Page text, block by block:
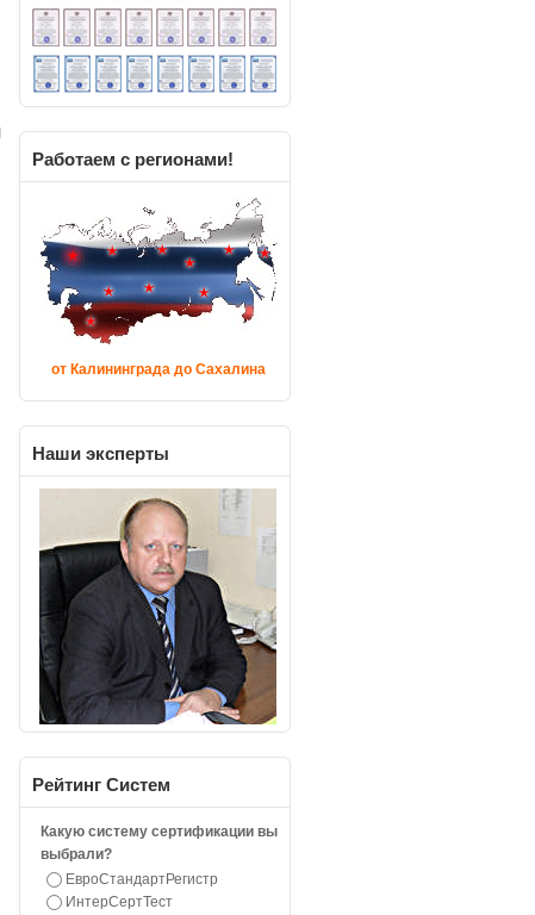
Работаем с регионами!
от Калининграда до Сахалина
Наши эксперты
Рейтинг Систем
Какую систему сертификации вы
выбрали?
ЕвроСтандартРегистр
ИнтерСертТест